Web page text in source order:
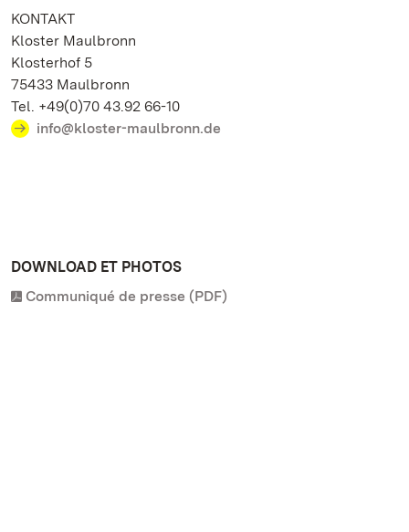
KONTAKT
Kloster Maulbronn
Klosterhof 5
75433 Maulbronn
Tel. +49(0)70 43.92 66-10
info@kloster-maulbronn.de
DOWNLOAD ET PHOTOS
Communiqué de presse (PDF)